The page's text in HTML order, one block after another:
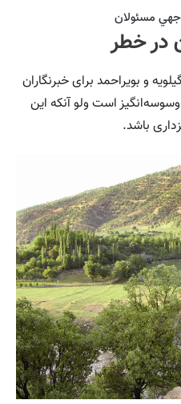
مسئولان
در خطر
و بویراحمد برای خبرنگاران
است ولو آنکه این
باشد.